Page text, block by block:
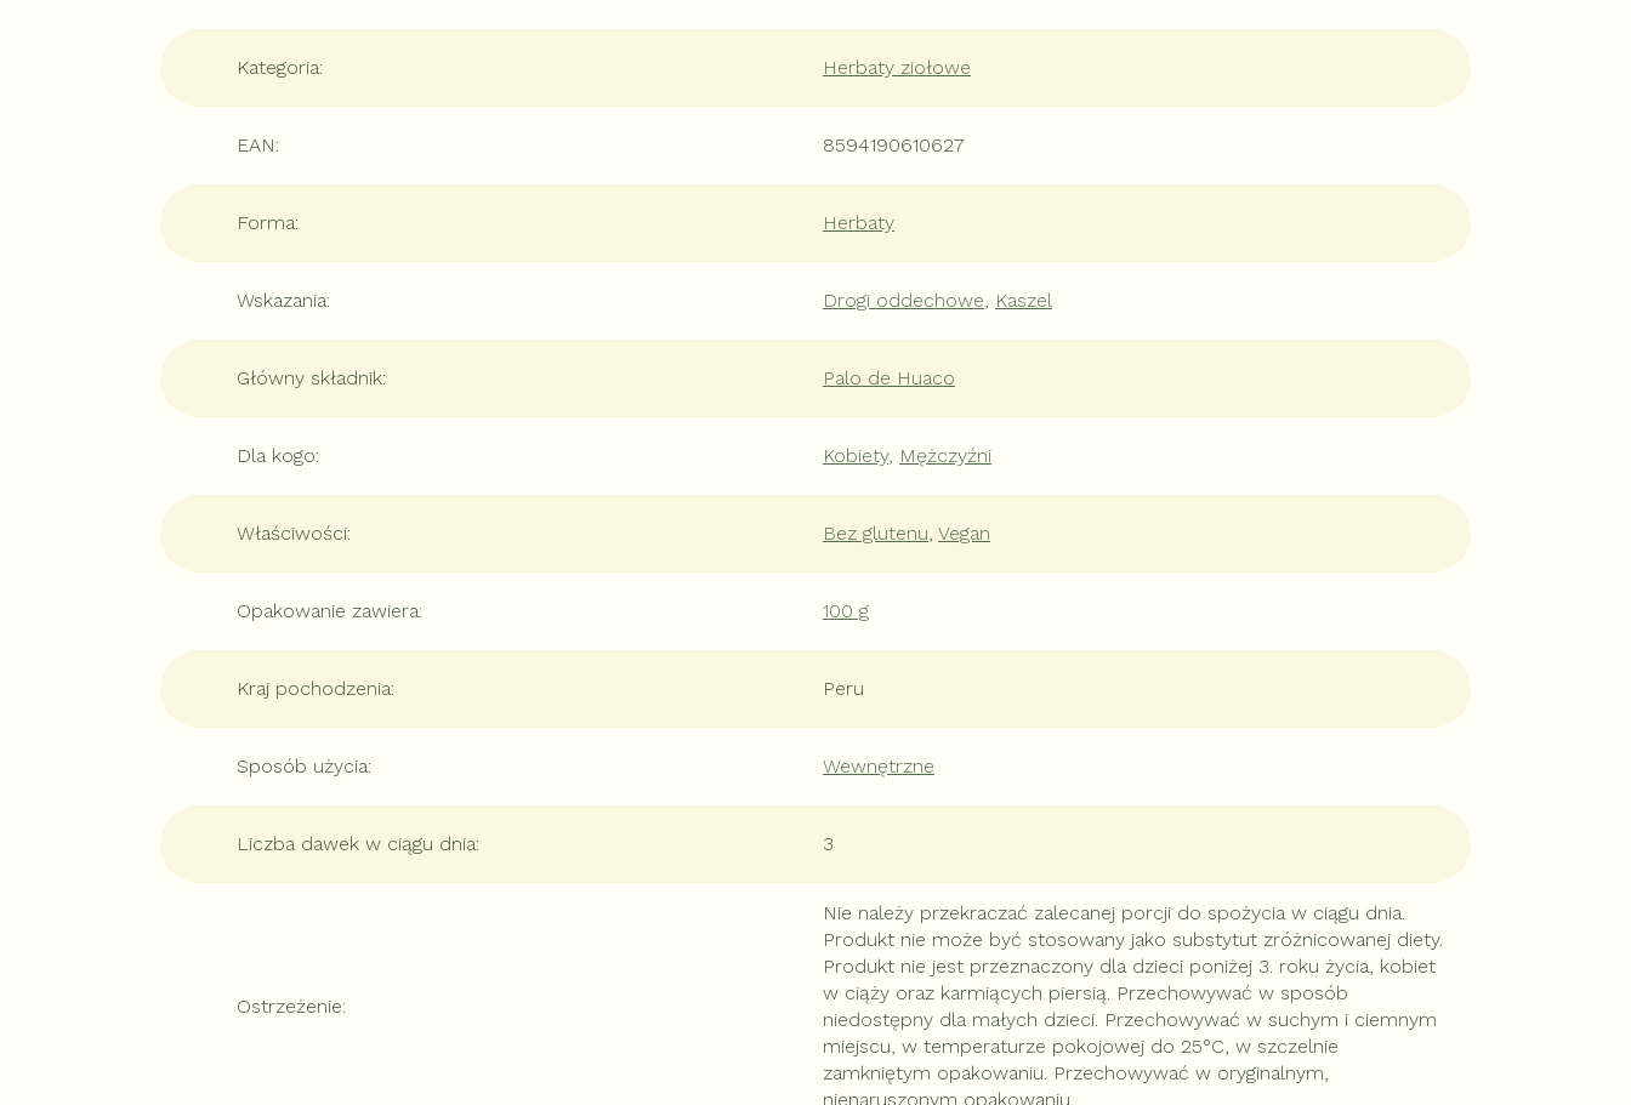
Kategoria: Herbaty ziołowe
EAN: 8594190610627
Forma: Herbaty
Wskazania: Drogi oddechowe, Kaszel
Główny składnik: Palo de Huaco
Dla kogo: Kobiety, Mężczyźni
Właściwości: Bez glutenu, Vegan
Opakowanie zawiera: 100 g
Kraj pochodzenia: Peru
Sposób użycia: Wewnętrzne
Liczba dawek w ciągu dnia: 3
Ostrzeżenie:
Nie należy przekraczać zalecanej porcji do spożycia w ciągu dnia.
Produkt nie może być stosowany jako substytut zróżnicowanej diety.
Produkt nie jest przeznaczony dla dzieci poniżej 3. roku życia, kobiet
w ciąży oraz karmiących piersią. Przechowywać w sposób
niedostępny dla małych dzieci. Przechowywać w suchym i ciemnym
miejscu, w temperaturze pokojowej do 25°C, w szczelnie
zamkniętym opakowaniu. Przechowywać w oryginalnym,
nienaruszonym opakowaniu.